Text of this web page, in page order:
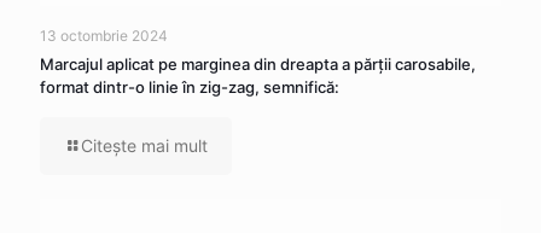
13 octombrie 2024
Marcajul aplicat pe marginea din dreapta a părţii carosabile,
format dintr-o linie în zig-zag, semnifică:
Citeşte mai mult